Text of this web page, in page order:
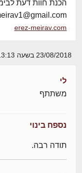
הכנת חוות דעת
erez-meirav.com
23/08/2018 בשעה 13:13
לי
משתתף
נספח בינוי
תודה רבה.